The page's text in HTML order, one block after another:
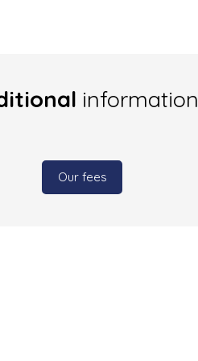
information
Our fees